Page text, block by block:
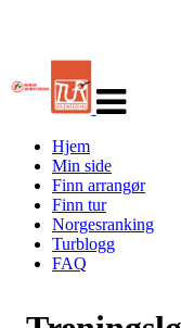
navigasjon
Hjem
Min side
Finn arrangør
Finn tur
Norgesranking
Turblogg
FAQ